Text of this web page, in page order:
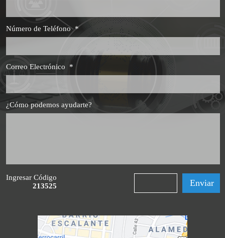
*
Número de Teléfono
*
Correo Electrónico
¿Cómo podemos ayudarte?
Ingresar Código
213525